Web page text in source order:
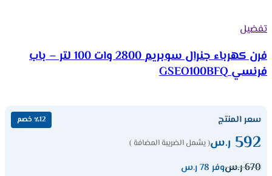
تفضيل
فرن كهرباء جنرال سوبريم 2800 وات 100 لتر – باب
فرنسي GSEO100BFQ
سعر المنتج ٪12 خصم
592 ر.س( يشمل الضريبة المضافة )
670ر.سوفر 78 ر.س